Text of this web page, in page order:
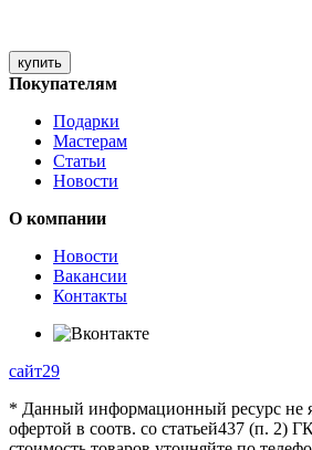
купить
Покупателям
Подарки
Мастерам
Статьи
Новости
О компании
Новости
Вакансии
Контакты
сайт29
* Данный информационный ресурс не
офертой в соотв. со статьей437 (п. 2)